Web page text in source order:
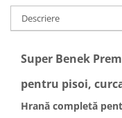
Descriere
Super Benek
pentru pisoi,
Hrană completă